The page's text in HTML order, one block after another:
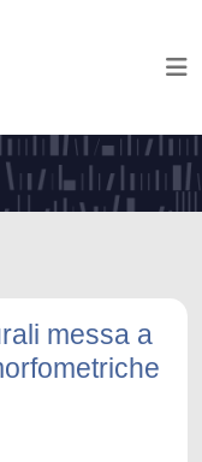
messa a